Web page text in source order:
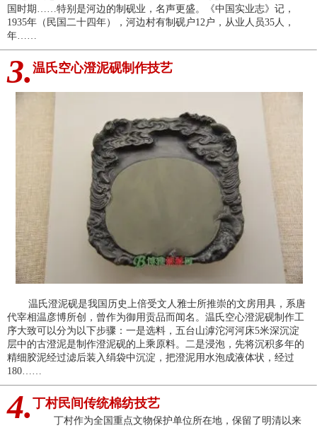
国时期……特别是河边的制砚业，名声更盛。《中国实业志》记，
1935年（民国二十四年），河边村有制砚户12户，从业人员35人，
年……
3. 温氏空心澄泥砚制作技艺
温氏澄泥砚是我国历史上倍受文人雅士所推崇的文房用具，系唐
代宰相温彦博所创，曾作为御用贡品而闻名。温氏空心澄泥砚制作工
序大致可以分为以下步骤：一是选料，五台山滹沱河河床5米深沉淀
层中的古澄泥是制作澄泥砚的上乘原料。二是浸泡，先将沉积多年的
精细胶泥经过滤后装入绢袋中沉淀，把澄泥用水泡成液体状，经过
180……
4. 丁村民间传统棉纺技艺
丁村作为全国重点文物保护单位所在地，保留了明清以来